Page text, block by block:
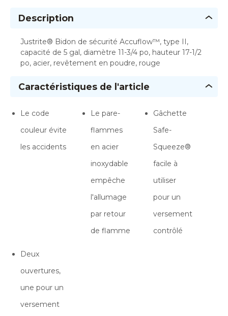
Description
Justrite® Bidon de sécurité Accuflow™, type II,
capacité de 5 gal, diamètre 11-3/4 po, hauteur 17-1/2
po, acier, revêtement en poudre, rouge
Caractéristiques de l'article
Le code
couleur évite
les accidents
Le pare-
flammes
en acier
inoxydable
empêche
l'allumage
par retour
de flamme
Gâchette
Safe-
Squeeze®
facile à
utiliser
pour un
versement
contrôlé
Deux
ouvertures,
une pour un
versement